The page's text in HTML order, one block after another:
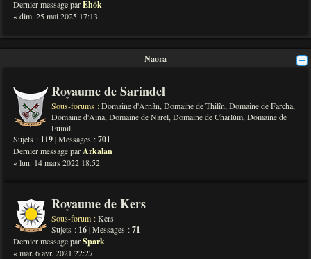
Dernier message parEhök
« dim. 25 mai 2025 17:13
Naora
Royaume de Sarindel
Sous-forums :Domaine d'Arnân, Domaine de Thilîn, Domaine de Farcha,
Domaine d'Aina, Domaine de Narël, Domaine de Charlùm, Domaine de
Fuinil
Sujets : 119| Messages :701
Dernier message parArkalan
« lun. 14 mars 2022 18:52
Royaume de Kers
Sous-forum :Kers
Sujets : 16| Messages :71
Dernier message parSpark
« mar. 6 avr. 2021 22:27